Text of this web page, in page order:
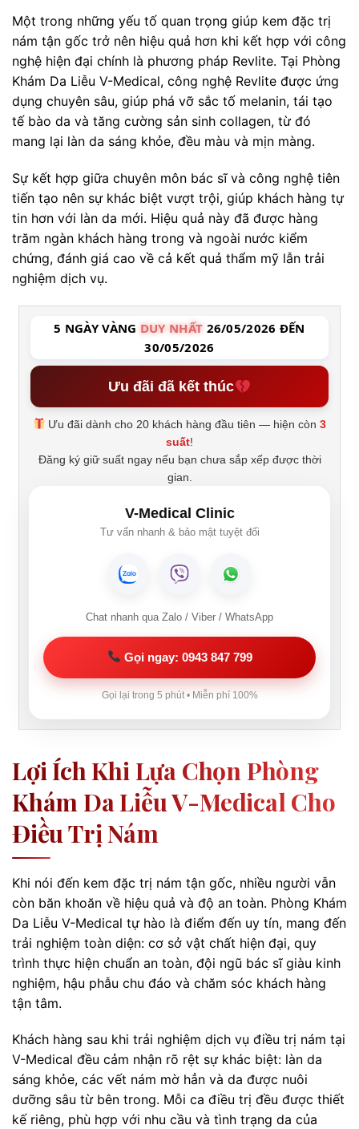
Một trong những yếu tố quan trọng giúp kem đặc trị
nám tận gốc trở nên hiệu quả hơn khi kết hợp với công
nghệ hiện đại chính là phương pháp Revlite. Tại Phòng
Khám Da Liễu V-Medical, công nghệ Revlite được ứng
dụng chuyên sâu, giúp phá vỡ sắc tố melanin, tái tạo
tế bào da và tăng cường sản sinh collagen, từ đó
mang lại làn da sáng khỏe, đều màu và mịn màng.
Sự kết hợp giữa chuyên môn bác sĩ và công nghệ tiên
tiến tạo nên sự khác biệt vượt trội, giúp khách hàng tự
tin hơn với làn da mới. Hiệu quả này đã được hàng
trăm ngàn khách hàng trong và ngoài nước kiểm
chứng, đánh giá cao về cả kết quả thẩm mỹ lẫn trải
nghiệm dịch vụ.
5 NGÀY VÀNG DUY NHẤT 26/05/2026 ĐẾN
30/05/2026
Ưu đãi đã kết thúc
Ưu đãi dành cho 20 khách hàng đầu tiên — hiện còn3
suất!
Đăng ký giữ suất ngay nếu bạn chưa sắp xếp được thời
gian.
V-Medical Clinic
Tư vấn nhanh & bảo mật tuyệt đối
Chat nhanh qua Zalo / Viber / WhatsApp
Gọi ngay: 0943 847 799
Gọi lại trong 5 phút • Miễn phí 100%
Lợi Ích Khi Lựa Chọn Phòng
Khám Da Liễu V-Medical Cho
Điều Trị Nám
Khi nói đến kem đặc trị nám tận gốc, nhiều người vẫn
còn băn khoăn về hiệu quả và độ an toàn. Phòng Khám
Da Liễu V-Medical tự hào là điểm đến uy tín, mang đến
trải nghiệm toàn diện: cơ sở vật chất hiện đại, quy
trình thực hiện chuẩn an toàn, đội ngũ bác sĩ giàu kinh
nghiệm, hậu phẫu chu đáo và chăm sóc khách hàng
tận tâm.
Khách hàng sau khi trải nghiệm dịch vụ điều trị nám tại
V-Medical đều cảm nhận rõ rệt sự khác biệt: làn da
sáng khỏe, các vết nám mờ hẳn và da được nuôi
dưỡng sâu từ bên trong. Mỗi ca điều trị đều được thiết
kế riêng, phù hợp với nhu cầu và tình trạng da của